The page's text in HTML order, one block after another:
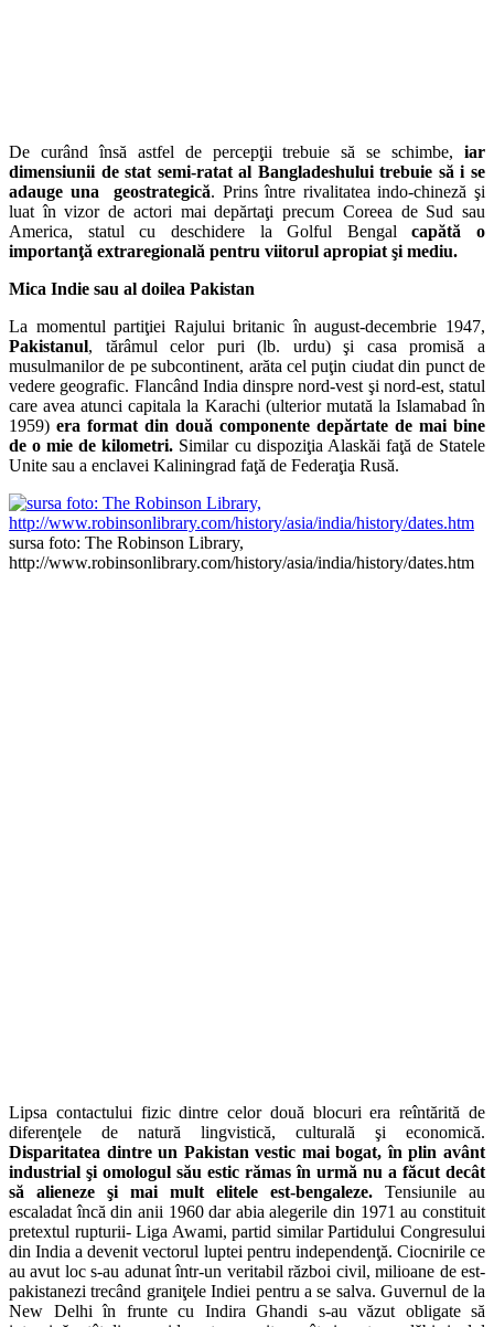
De curând însă astfel de percepţii trebuie să se schimbe, iar
dimensiunii de stat semi-ratat al Bangladeshului trebuie să i se
adauge una geostrategică. Prins între rivalitatea indo-chineză şi
luat în vizor de actori mai depărtaţi precum Coreea de Sud sau
America, statul cu deschidere la Golful Bengalcapătă o
importanţă extraregională pentru viitorul apropiat şi mediu.
Mica Indie sau al doilea Pakistan
La momentul partiţiei Rajului britanic în august-decembrie 1947,
Pakistanul, tărâmul celor puri (lb. urdu) şi casa promisă a
musulmanilor de pe subcontinent, arăta cel puţin ciudat din punct de
vedere geografic. Flancând India dinspre nord-vest şi nord-est, statul
care avea atunci capitala la Karachi (ulterior mutată la Islamabad în
1959) era format din două componente depărtate de mai bine
de o mie de kilometri. Similar cu dispoziţia Alaskăi faţă de Statele
Unite sau a enclavei Kaliningrad faţă de Federaţia Rusă.
sursa foto: The Robinson Library,
http://www.robinsonlibrary.com/history/asia/india/history/dates.htm
Lipsa contactului fizic dintre celor două blocuri era reîntărită de
diferenţele de natură lingvistică, culturală şi economică.
Disparitatea dintre un Pakistan vestic mai bogat, în plin avânt
industrial şi omologul său estic rămas în urmă nu a făcut decât
să alieneze şi mai mult elitele est-bengaleze. Tensiunile au
escaladat încă din anii 1960 dar abia alegerile din 1971 au constituit
pretextul rupturii- Liga Awami, partid similar Partidului Congresului
din India a devenit vectorul luptei pentru independenţă. Ciocnirile ce
au avut loc s-au adunat într-un veritabil război civil, milioane de est-
pakistanezi trecând graniţele Indiei pentru a se salva. Guvernul de la
New Delhi în frunte cu Indira Ghandi s-au văzut obligate să